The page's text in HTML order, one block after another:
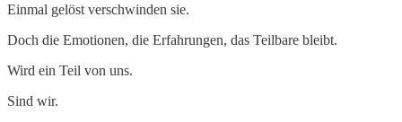
Einmal gelöst verschwinden sie.
Doch die Emotionen, die Erfahrungen, das Teilbare bleibt.
Wird ein Teil von uns.
Sind wir.